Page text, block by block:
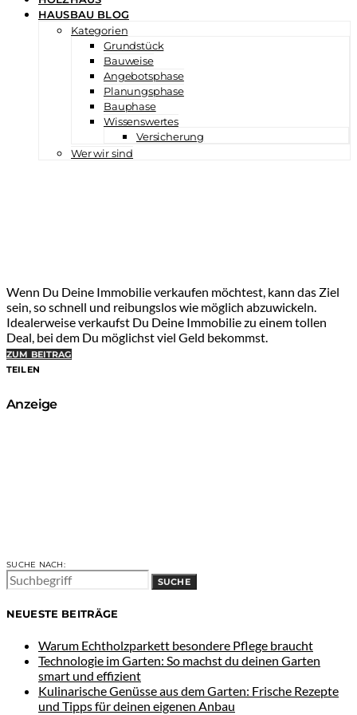
HAUSBAU BLOG
Kategorien
Grundstück
Bauweise
Angebotsphase
Planungsphase
Bauphase
Wissenswertes
Versicherung
Wer wir sind
Wenn Du Deine Immobilie verkaufen möchtest, kann das Ziel
sein, so schnell und reibungslos wie möglich abzuwickeln.
Idealerweise verkaufst Du Deine Immobilie zu einem tollen
Deal, bei dem Du möglichst viel Geld bekommst.
ZUM BEITRAG
TEILEN
Anzeige
SUCHE NACH:
SUCHE
NEUESTE BEITRÄGE
Warum Echtholzparkett besondere Pflege braucht
Technologie im Garten: So machst du deinen Garten
smart und effizient
Kulinarische Genüsse aus dem Garten: Frische Rezepte
und Tipps für deinen eigenen Anbau